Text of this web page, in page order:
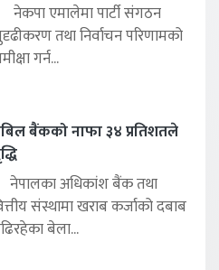
नेकपा एमालेमा पार्टी संगठन
तथा निर्वाचन परिणामको
गर्न...
बैंकको नाफा ३४ प्रतिशतले
नेपालका अधिकांश बैंक तथा
संस्थामा खराब कर्जाको दबाब
बेला...